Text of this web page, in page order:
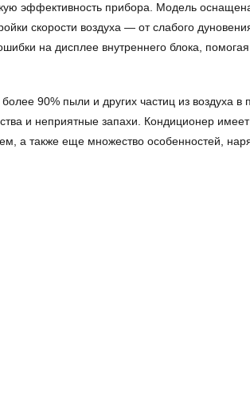
эффективность прибора. Модель
скорости воздуха — от слабого
на дисплее внутреннего блока,
90% пыли и других частиц из воздуха
и неприятные запахи. Кондиционер имеет
а также еще множество особенностей,